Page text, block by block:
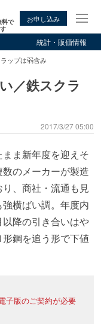
料で
お申し込み
統計・販価情報
ップは弱含み
／鉄スクラ
2017/3/27 05:00
ま新年度を迎えそ
のメーカーが製造
、商社・流通も見
横ばい調。年度内
降の引き合いはや
鋼を追う形で下値
子版のご契約が必要